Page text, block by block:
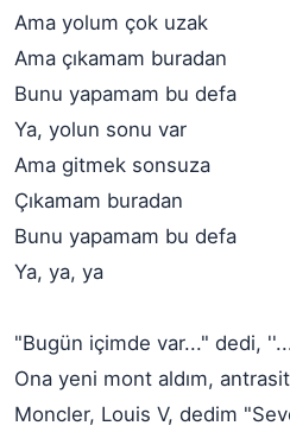
Ama yolum çok uzak
Ama çıkamam buradan
Bunu yapamam bu defa
Ya, yolun sonu var
Ama gitmek sonsuza
Çıkamam buradan
Bunu yapamam bu defa
Ya, ya, ya
"Bugün içimde var..." dedi,
Ona yeni mont aldım,
Moncler, Louis V, dedim